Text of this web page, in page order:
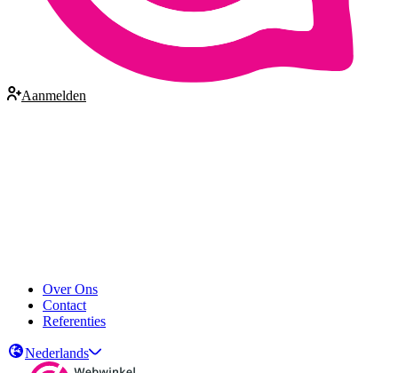
Aanmelden
Over Ons
Contact
Referenties
Nederlands